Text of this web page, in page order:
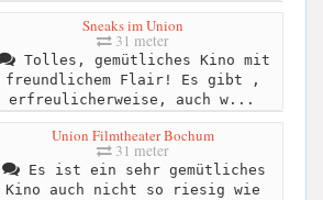
Sneaks im Union
31 meter
Tolles, gemütliches Kino mit
freundlichem Flair! Es gibt ,
erfreulicherweise, auch w...
Union Filmtheater Bochum
31 meter
Es ist ein sehr gemütliches
Kino auch nicht so riesig wie